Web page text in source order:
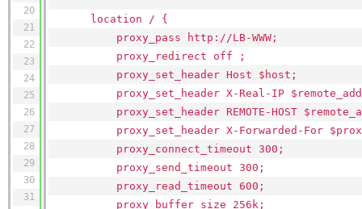
20
21
22
23
24
25
26
27
28
29
30
31
location / {
proxy_pass http: //LB-WWW ;
proxy_redirect off ;
proxy_set_header Host $host;
proxy_set_header X-Real-IP
proxy_set_header REMOTE-HOST
proxy_set_header X-Forwarded-For
proxy_connect_timeout
proxy_send_timeout
proxy_read_timeout
proxy_buffer_size